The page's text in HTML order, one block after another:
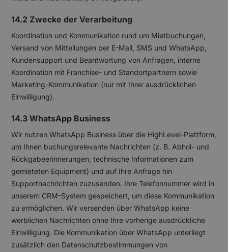
14.2 Zwecke der Verarbeitung
Koordination und Kommunikation rund um Mietbuchungen,
Versand von Mitteilungen per E-Mail, SMS und WhatsApp,
Kundensupport und Beantwortung von Anfragen, interne
Koordination mit Franchise- und Standortpartnern sowie
Marketing-Kommunikation (nur mit Ihrer ausdrücklichen
Einwilligung).
14.3 WhatsApp Business
Wir nutzen WhatsApp Business über die HighLevel-Plattform,
um Ihnen buchungsrelevante Nachrichten (z. B. Abhol- und
Rückgabeerinnerungen, technische Informationen zum
gemieteten Equipment) und auf Ihre Anfrage hin
Supportnachrichten zuzusenden. Ihre Telefonnummer wird in
unserem CRM-System gespeichert, um diese Kommunikation
zu ermöglichen. Wir versenden über WhatsApp keine
werblichen Nachrichten ohne Ihre vorherige ausdrückliche
Einwilligung. Die Kommunikation über WhatsApp unterliegt
zusätzlich den Datenschutzbestimmungen von